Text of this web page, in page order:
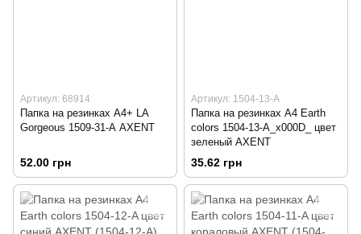
Артикул: 68914
Папка на резинках А4+ LA
Gorgeous 1509-31-А AXENT
52.00 грн
Артикул: 1504-13-A
Папка на резинках А4 Earth
colors 1504-13-A_x000D_ цвет
зеленый AXENT
35.62 грн